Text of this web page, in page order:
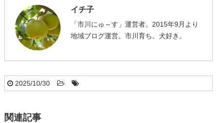
イチ子
「市川にゅ～す」運営者。2015年9月より
地域ブログ運営。市川育ち。犬好き。
2025/10/30
関連記事